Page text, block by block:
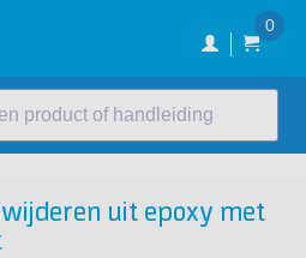
0
product of handleiding
uit epoxy met